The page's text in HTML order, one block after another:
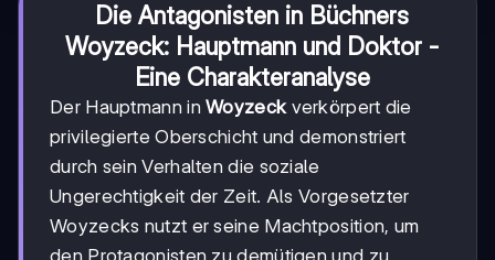
Die Antagonisten in Büchners
Woyzeck: Hauptmann und Doktor -
Eine Charakteranalyse
Der Hauptmann inWoyzeckverkörpert die
privilegierte Oberschicht und demonstriert
durch sein Verhalten die soziale
Ungerechtigkeit der Zeit. Als Vorgesetzter
Woyzecks nutzt er seine Machtposition, um